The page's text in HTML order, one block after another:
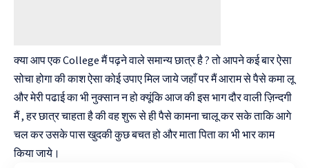
क्या आप एक College मैं पढ़ने वाले समान्य छात्र है ? तो आपने कई बार ऐसा
सोचा होगा की काश ऐसा कोई उपाए मिल जाये जहाँ पर मैं आराम से पैसे कमा लू
और मेरी पढाई का भी नुक्सान न हो क्यूंकि आज की इस भाग दौर वाली ज़िन्दगी
मैं , हर छात्र चाहता है की वह शुरू से ही पैसे कामना चालू कर सके ताकि आगे
चल कर उसके पास खुदकी कुछ बचत हो और माता पिता का भी भार काम
किया जाये।